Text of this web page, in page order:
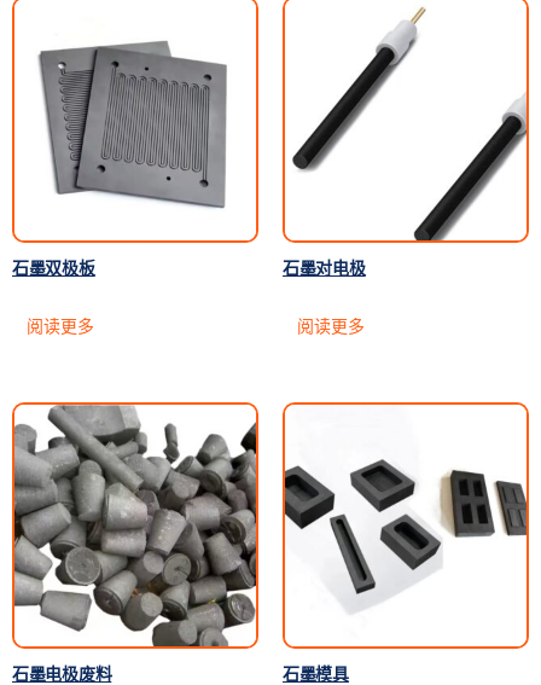
石墨双极板
阅读更多
石墨对电极
阅读更多
石墨电极废料 石墨模具